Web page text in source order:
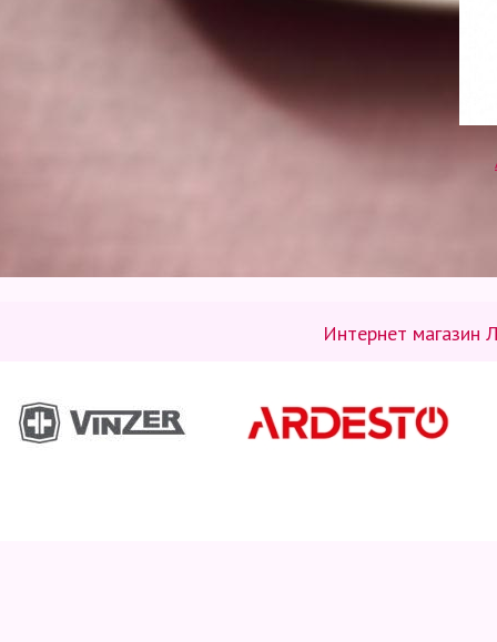
Интернет магазин